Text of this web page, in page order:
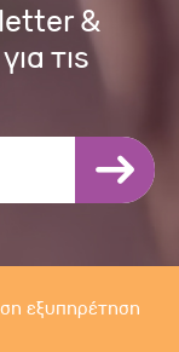
&
τις
εξυπηρέτηση